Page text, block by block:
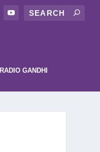
RADIO GANDHI